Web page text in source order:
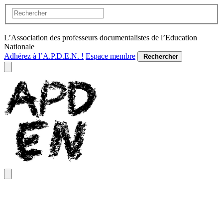
L’Association des professeurs documentalistes de l’Education
Nationale
Adhérez à l’A.P.D.E.N. ! Espace membre Rechercher